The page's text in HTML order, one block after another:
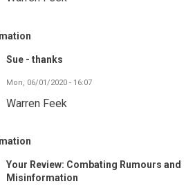
Sue - thanks
Mon, 06/01/2020 - 16:07
Warren Feek
Your Review: Combating Rumours and
Misinformation